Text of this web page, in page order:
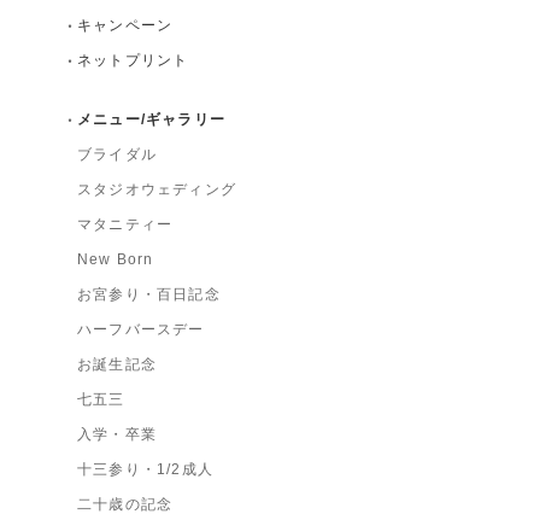
キャンペーン
ネットプリント
メニュー/ギャラリー
ブライダル
スタジオウェディング
マタニティー
New Born
お宮参り・百日記念
ハーフバースデー
お誕生記念
七五三
入学・卒業
十三参り・1/2成人
二十歳の記念